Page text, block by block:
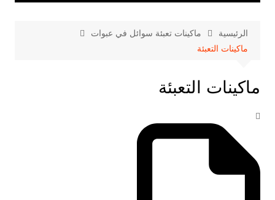
الرئيسية
ماكينات تعبئة سوائل في عبوات
ماكينات التعبئة
ماكينات التعبئة